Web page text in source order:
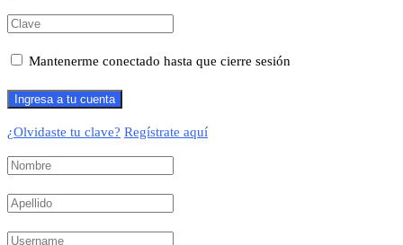
Mantenerme conectado hasta que cierre sesión
¿Olvidaste tu clave? Regístrate aquí